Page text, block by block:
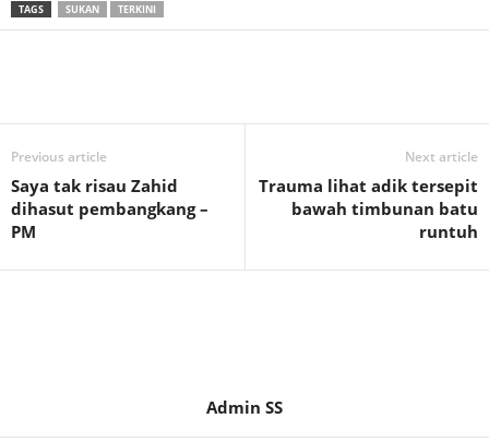
TAGS SUKAN TERKINI
Previous article
Saya tak risau Zahid
dihasut pembangkang –
PM
Next article
Trauma lihat adik tersepit
bawah timbunan batu
runtuh
Admin SS